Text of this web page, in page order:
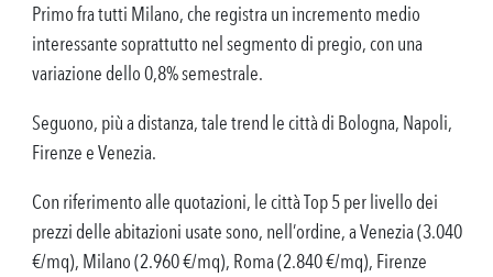
Primo fra tutti Milano, che registra un incremento medio
interessante soprattutto nel segmento di pregio, con una
variazione dello 0,8% semestrale.
Seguono, più a distanza, tale trend le città di Bologna, Napoli,
Firenze e Venezia.
Con riferimento alle quotazioni, le città Top 5 per livello dei
prezzi delle abitazioni usate sono, nell’ordine, a Venezia (3.040
€/mq), Milano (2.960 €/mq), Roma (2.840 €/mq), Firenze